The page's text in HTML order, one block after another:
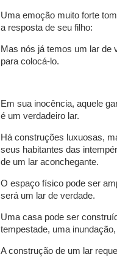
Uma emoção muito forte
a resposta de seu filho:
Mas nós já temos um lar de
para colocá-lo.
*
Em sua inocência, aquele
é um verdadeiro lar.
Há construções luxuosas,
seus habitantes das
de um lar aconchegante.
O espaço físico pode ser
será um lar de verdade.
Uma casa pode ser
tempestade, uma
A construção de um lar